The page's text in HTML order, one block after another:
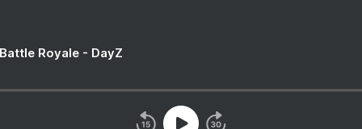
Royale - DayZ